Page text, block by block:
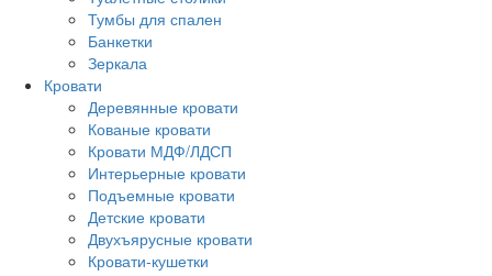
Тумбы для спален
Банкетки
Зеркала
Кровати
Деревянные кровати
Кованые кровати
Кровати МДФ/ЛДСП
Интерьерные кровати
Подъемные кровати
Детские кровати
Двухъярусные кровати
Кровати-кушетки